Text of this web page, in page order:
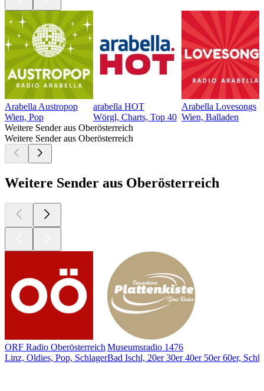
Arabella Austropop
Wien, Pop
arabella HOT
Wörgl, Charts, Top 40
Arabella Lovesongs
Wien, Balladen
Weitere Sender aus Oberösterreich
Weitere Sender aus Oberösterreich
Weitere Sender aus Oberösterreich
ORF Radio Oberösterreich
Linz, Oldies, Pop, Schlager
Museumsradio 1476
Bad Ischl, 20er 30er 40er 50er 60er,